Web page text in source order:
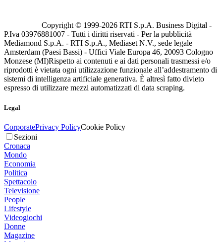
Copyright © 1999-2026 RTI S.p.A. Business Digital -
P.Iva 03976881007 - Tutti i diritti riservati - Per la pubblicità
Mediamond S.p.A. - RTI S.p.A., Mediaset N.V., sede legale
Amsterdam (Paesi Bassi) - Uffici Viale Europa 46, 20093 Cologno
Monzese (MI)Rispetto ai contenuti e ai dati personali trasmessi e/o
riprodotti è vietata ogni utilizzazione funzionale all’addestramento di
sistemi di intelligenza artificiale generativa. È altresì fatto divieto
espresso di utilizzare mezzi automatizzati di data scraping.
Legal
CorporatePrivacy PolicyCookie Policy
Sezioni
Cronaca
Mondo
Economia
Politica
Spettacolo
Televisione
People
Lifestyle
Videogiochi
Donne
Magazine